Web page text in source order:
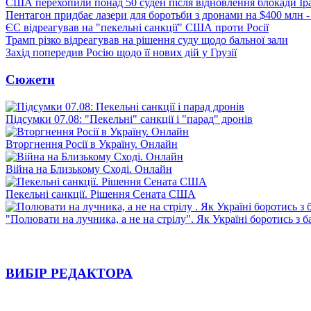
США перехопили понад 50 суден після відновлення блокади
Пентагон придбає лазери для боротьби з дронами на $400 млн
ЄС відреагував на "пекельні санкції" США проти Росії
Трамп різко відреагував на рішення суду щодо бальної зали
Захід попередив Росію щодо її нових дій у Грузії
Сюжети
Підсумки 07.08: "Пекельні" санкції і "парад" дронів
Вторгнення Росії в Україну. Онлайн
Війна на Близькому Сході. Онлайн
Пекельні санкції. Рішення Сената США
"Полювати на лучника, а не на стрілу". Як Україні боротись з
ВИБІР РЕДАКТОРА